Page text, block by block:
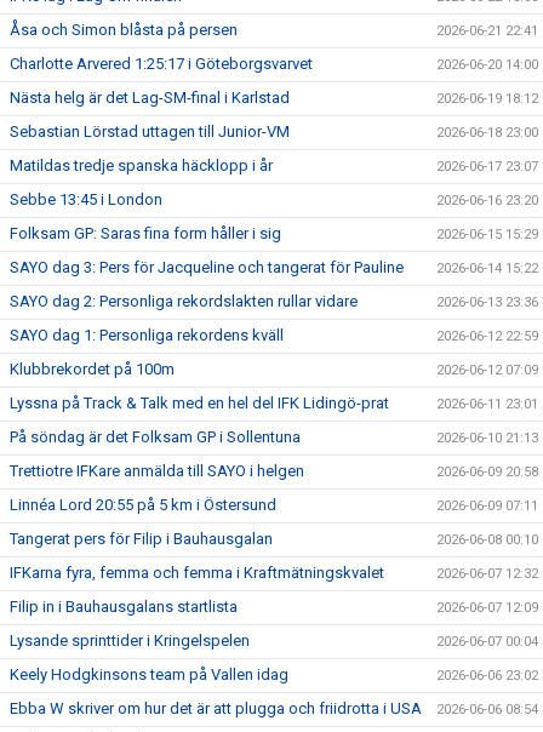
Åsa och Simon blåsta på persen 2026-06-21 22:41
Charlotte Arvered 1:25:17 i Göteborgsvarvet 2026-06-20 14:00
Nästa helg är det Lag-SM-final i Karlstad 2026-06-19 18:12
Sebastian Lörstad uttagen till Junior-VM 2026-06-18 23:00
Matildas tredje spanska häcklopp i år 2026-06-17 23:07
Sebbe 13:45 i London 2026-06-16 23:20
Folksam GP: Saras fina form håller i sig 2026-06-15 15:29
SAYO dag 3: Pers för Jacqueline och tangerat för Pauline 2026-06-14 15:22
SAYO dag 2: Personliga rekordslakten rullar vidare 2026-06-13 23:36
SAYO dag 1: Personliga rekordens kväll 2026-06-12 22:59
Klubbrekordet på 100m 2026-06-12 07:09
Lyssna på Track & Talk med en hel del IFK Lidingö-prat 2026-06-11 23:01
På söndag är det Folksam GP i Sollentuna 2026-06-10 21:13
Trettiotre IFKare anmälda till SAYO i helgen 2026-06-09 20:58
Linnéa Lord 20:55 på 5 km i Östersund 2026-06-09 07:11
Tangerat pers för Filip i Bauhausgalan 2026-06-08 00:10
IFKarna fyra, femma och femma i Kraftmätningskvalet 2026-06-07 12:32
Filip in i Bauhausgalans startlista 2026-06-07 12:09
Lysande sprinttider i Kringelspelen 2026-06-07 00:04
Keely Hodgkinsons team på Vallen idag 2026-06-06 23:02
Ebba W skriver om hur det är att plugga och friidrotta i USA 2026-06-06 08:54